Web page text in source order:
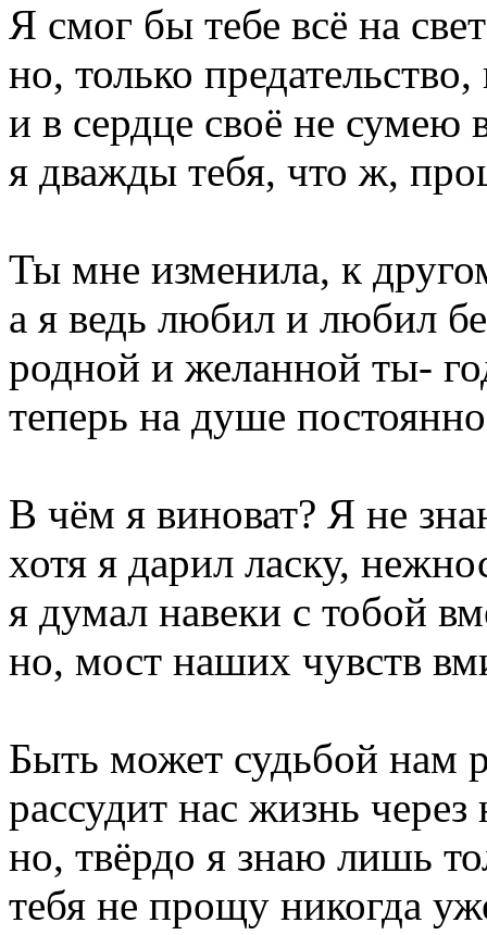
Я смог бы тебе всё на
но, только предательство,
и в сердце своё не сумею
я дважды тебя, что ж,
Ты мне изменила, к
а я ведь любил и любил
родной и желанной ты-
теперь на душе
В чём я виноват? Я не
хотя я дарил ласку,
я думал навеки с тобой
но, мост наших чувств
Быть может судьбой нам
рассудит нас жизнь через
но, твёрдо я знаю лишь
тебя не прощу никогда